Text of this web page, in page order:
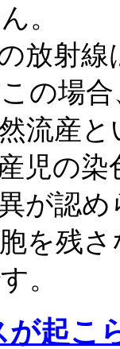
。
放射
の場
流産
児の
が認
を残
。
が起こ